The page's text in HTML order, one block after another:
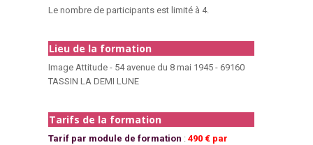
Le nombre de participants est limité à 4.
Lieu de la formation
Image Attitude - 54 avenue du 8 mai 1945 - 69160
TASSIN LA DEMI LUNE
Tarifs de la formation
Tarif par module de formation : 490 € par